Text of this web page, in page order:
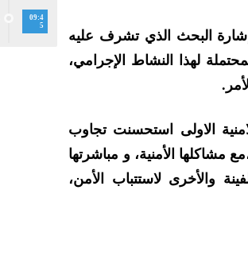
البحث الذي تشرف عليه
لهذا النشاط الإجرامي،
الاولى استحسنت تجاوب
مشاكلها الأمنية، و مباشرتها
والأخرى لاستتباب الأمن،
09:4
5